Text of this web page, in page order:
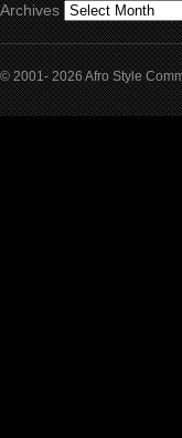
Archives
© 2001- 2026 Afro Style